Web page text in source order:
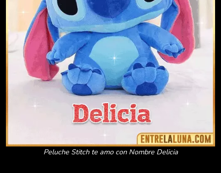
Peluche Stitch te amo con Nombre Delicia